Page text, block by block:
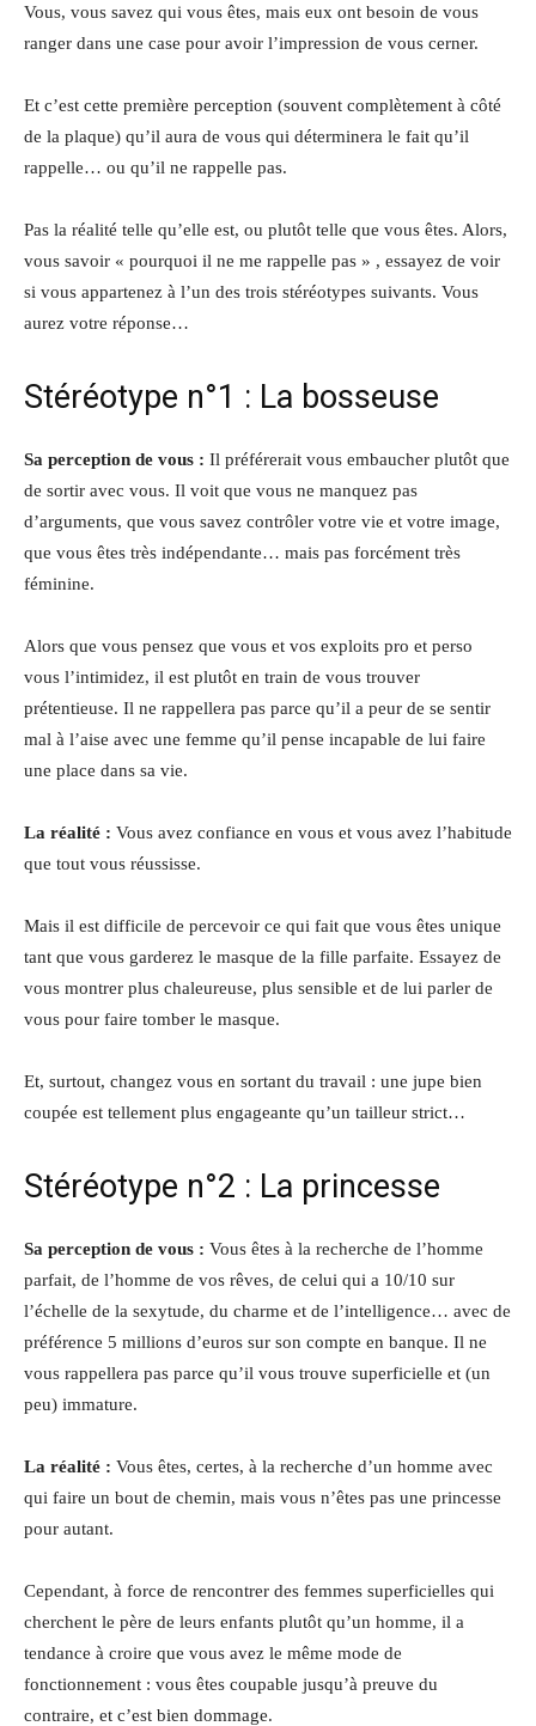
Vous, vous savez qui vous êtes, mais eux ont besoin de vous
ranger dans une case pour avoir l’impression de vous cerner.
Et c’est cette première perception (souvent complètement à côté
de la plaque) qu’il aura de vous qui déterminera le fait qu’il
rappelle… ou qu’il ne rappelle pas.
Pas la réalité telle qu’elle est, ou plutôt telle que vous êtes. Alors,
vous savoir « pourquoi il ne me rappelle pas » , essayez de voir
si vous appartenez à l’un des trois stéréotypes suivants. Vous
aurez votre réponse…
Stéréotype n°1 : La bosseuse
Sa perception de vous : Il préférerait vous embaucher plutôt que
de sortir avec vous. Il voit que vous ne manquez pas
d’arguments, que vous savez contrôler votre vie et votre image,
que vous êtes très indépendante… mais pas forcément très
féminine.
Alors que vous pensez que vous et vos exploits pro et perso
vous l’intimidez, il est plutôt en train de vous trouver
prétentieuse. Il ne rappellera pas parce qu’il a peur de se sentir
mal à l’aise avec une femme qu’il pense incapable de lui faire
une place dans sa vie.
La réalité : Vous avez confiance en vous et vous avez l’habitude
que tout vous réussisse.
Mais il est difficile de percevoir ce qui fait que vous êtes unique
tant que vous garderez le masque de la fille parfaite. Essayez de
vous montrer plus chaleureuse, plus sensible et de lui parler de
vous pour faire tomber le masque.
Et, surtout, changez vous en sortant du travail : une jupe bien
coupée est tellement plus engageante qu’un tailleur strict…
Stéréotype n°2 : La princesse
Sa perception de vous : Vous êtes à la recherche de l’homme
parfait, de l’homme de vos rêves, de celui qui a 10/10 sur
l’échelle de la sexytude, du charme et de l’intelligence… avec de
préférence 5 millions d’euros sur son compte en banque. Il ne
vous rappellera pas parce qu’il vous trouve superficielle et (un
peu) immature.
La réalité : Vous êtes, certes, à la recherche d’un homme avec
qui faire un bout de chemin, mais vous n’êtes pas une princesse
pour autant.
Cependant, à force de rencontrer des femmes superficielles qui
cherchent le père de leurs enfants plutôt qu’un homme, il a
tendance à croire que vous avez le même mode de
fonctionnement : vous êtes coupable jusqu’à preuve du
contraire, et c’est bien dommage.